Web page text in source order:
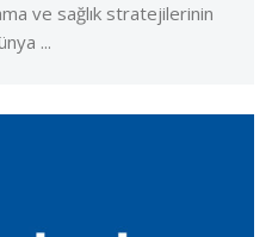
ve sağlık stratejilerinin
...